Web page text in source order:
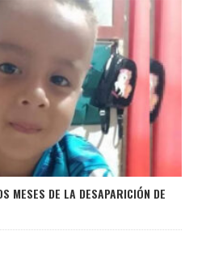
MESES DE LA DESAPARICIÓN DE